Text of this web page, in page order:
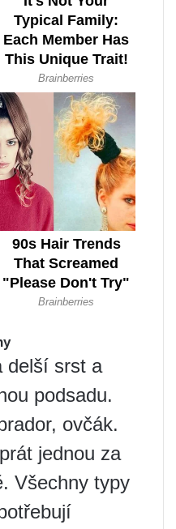
delší srst a
podsadu.
ovčák.
jednou za
Všechny typy